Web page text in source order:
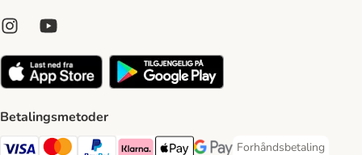
Betalingsmetoder
Forhåndsbetaling